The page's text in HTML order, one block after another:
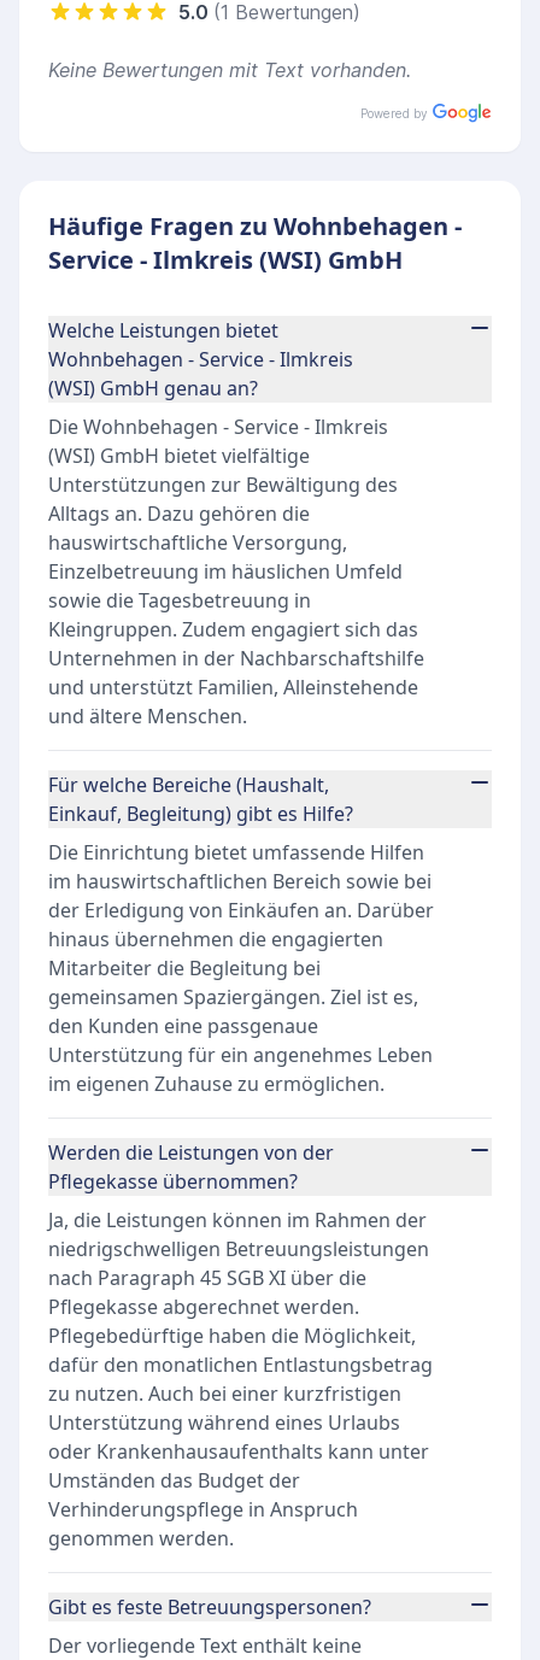
5.0 (1 Bewertungen)
Keine Bewertungen mit Text vorhanden.
Powered by
Häufige Fragen zu Wohnbehagen -
Service - Ilmkreis (WSI) GmbH
Welche Leistungen bietet
Wohnbehagen - Service - Ilmkreis
(WSI) GmbH genau an?
Die Wohnbehagen - Service - Ilmkreis
(WSI) GmbH bietet vielfältige
Unterstützungen zur Bewältigung des
Alltags an. Dazu gehören die
hauswirtschaftliche Versorgung,
Einzelbetreuung im häuslichen Umfeld
sowie die Tagesbetreuung in
Kleingruppen. Zudem engagiert sich das
Unternehmen in der Nachbarschaftshilfe
und unterstützt Familien, Alleinstehende
und ältere Menschen.
Für welche Bereiche (Haushalt,
Einkauf, Begleitung) gibt es Hilfe?
Die Einrichtung bietet umfassende Hilfen
im hauswirtschaftlichen Bereich sowie bei
der Erledigung von Einkäufen an. Darüber
hinaus übernehmen die engagierten
Mitarbeiter die Begleitung bei
gemeinsamen Spaziergängen. Ziel ist es,
den Kunden eine passgenaue
Unterstützung für ein angenehmes Leben
im eigenen Zuhause zu ermöglichen.
Werden die Leistungen von der
Pflegekasse übernommen?
Ja, die Leistungen können im Rahmen der
niedrigschwelligen Betreuungsleistungen
nach Paragraph 45 SGB XI über die
Pflegekasse abgerechnet werden.
Pflegebedürftige haben die Möglichkeit,
dafür den monatlichen Entlastungsbetrag
zu nutzen. Auch bei einer kurzfristigen
Unterstützung während eines Urlaubs
oder Krankenhausaufenthalts kann unter
Umständen das Budget der
Verhinderungspflege in Anspruch
genommen werden.
Gibt es feste Betreuungspersonen?
Der vorliegende Text enthält keine